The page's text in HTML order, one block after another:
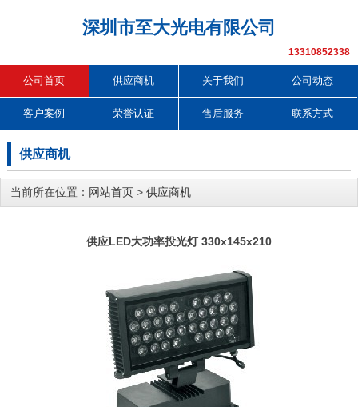
深圳市至大光电有限公司
13310852338
公司首页 供应商机 关于我们 公司动态
客户案例 荣誉认证 售后服务 联系方式
供应商机
当前所在位置： 网站首页 > 供应商机
供应LED大功率投光灯 330x145x210